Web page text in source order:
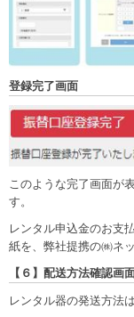
登録完了画面
このような完了画面が
す。
レンタル申込金のお支
紙を、弊社提携の㈱ネ
【６】配送方法確認画
レンタル器の発送方法